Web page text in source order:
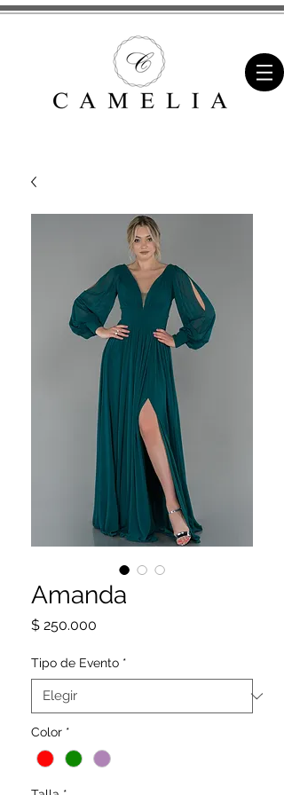
Amanda
$ 250.000
Tipo de Evento *
Color *